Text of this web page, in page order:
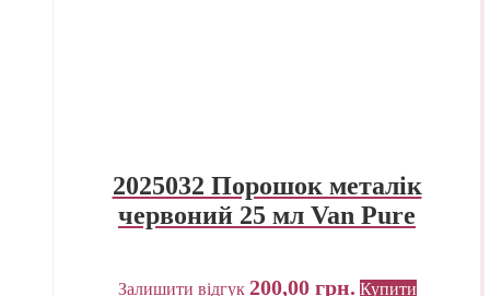
2025032 Порошок металік
червоний 25 мл Van Pure
Залишити відгук 200,00 грн. Купити